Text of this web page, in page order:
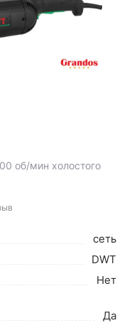
об/мин холостого
сеть
DWT
Нет
Да